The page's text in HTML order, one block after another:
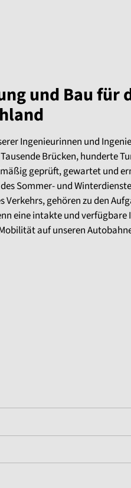
und Bau für
Ingenieurinnen und
Brücken, hunderte
geprüft, gewartet und
Sommer- und
Verkehrs, gehören zu den
eine intakte und
auf unseren